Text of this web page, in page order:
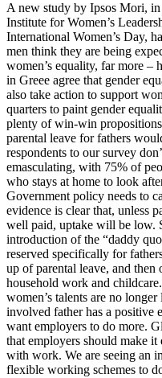
A new study by Ipsos Mori,
Institute for Women’s
International Women’s Day,
men think they are being
women’s equality, far more –
in Greee agree that gender
also take action to support
quarters to paint gender
plenty of win-win
parental leave for fathers
respondents to our survey
emasculating, with 75% of
who stays at home to look
Government policy needs to
evidence is clear that, unless
well paid, uptake will be low.
introduction of the “daddy
reserved specifically for
up of parental leave, and then
household work and
women’s talents are no
involved father has a positive
want employers to do more.
that employers should make
with work. We are seeing an
flexible working schemes to